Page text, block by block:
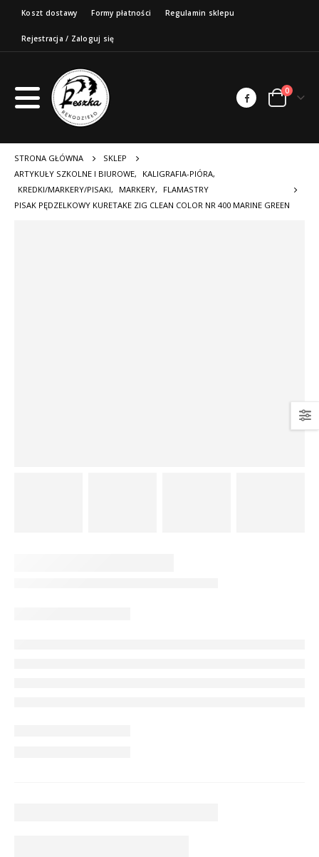
Koszt dostawy Formy płatności Regulamin sklepu
Rejestracja / Zaloguj się
0
STRONA GŁÓWNA
SKLEP
ARTYKUŁY SZKOLNE I BIUROWE, KALIGRAFIA-PIÓRA,
KREDKI/MARKERY/PISAKI, MARKERY,
FLAMASTRY
PISAK PĘDZELKOWY KURETAKE ZIG CLEAN COLOR NR 400 MARINE GREEN